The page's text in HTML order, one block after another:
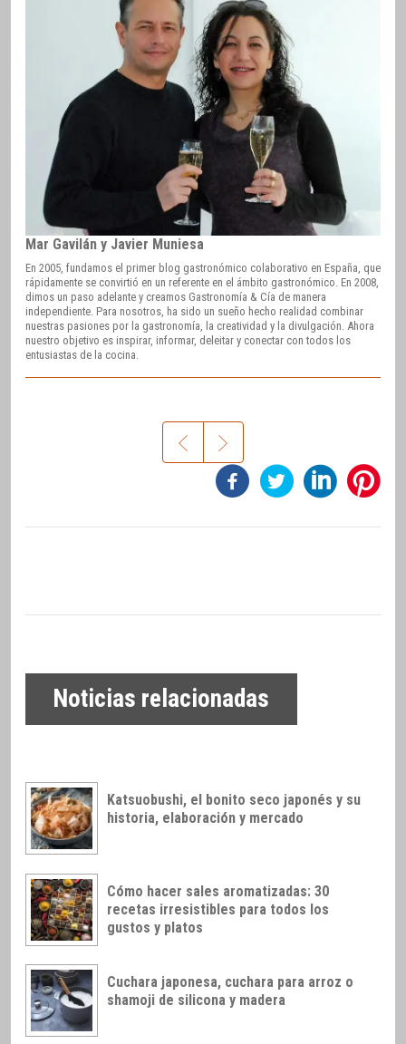
Mar Gavilán y Javier Muniesa
En 2005, fundamos el primer blog gastronómico colaborativo en España, que
rápidamente se convirtió en un referente en el ámbito gastronómico. En 2008,
dimos un paso adelante y creamos Gastronomía & Cía de manera
independiente. Para nosotros, ha sido un sueño hecho realidad combinar
nuestras pasiones por la gastronomía, la creatividad y la divulgación. Ahora
nuestro objetivo es inspirar, informar, deleitar y conectar con todos los
entusiastas de la cocina.
Noticias relacionadas
Katsuobushi, el bonito seco japonés y su
historia, elaboración y mercado
Cómo hacer sales aromatizadas: 30
recetas irresistibles para todos los
gustos y platos
Cuchara japonesa, cuchara para arroz o
shamoji de silicona y madera